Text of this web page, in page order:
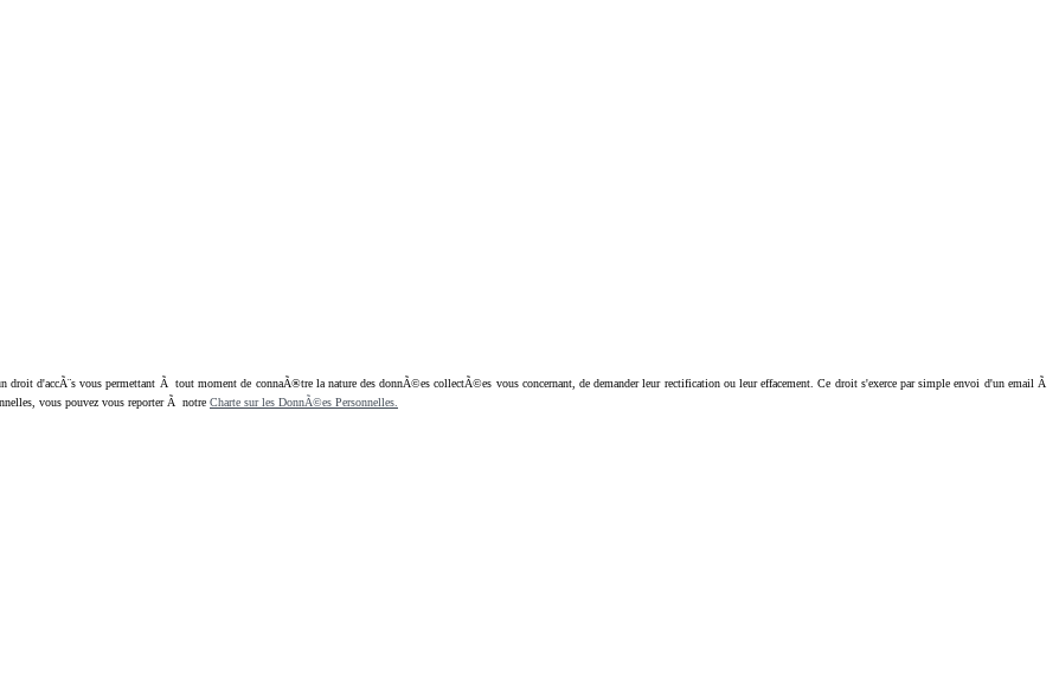
d'accÃ¨s vous permettant Ã tout moment de connaÃ®tre la nature des donnÃ©es collectÃ©es vous concernant, de demander leur rectification ou leur effacement. Ce droit s'exerce par simple envoi d'un email Ã
vous pouvez vous reporter Ã notre Charte sur les DonnÃ©es Personnelles.